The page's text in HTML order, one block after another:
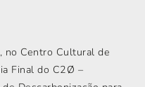
no Centro Cultural de
Final do C2Ø –